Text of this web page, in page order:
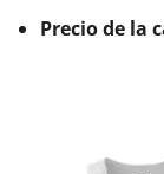
Precio de la